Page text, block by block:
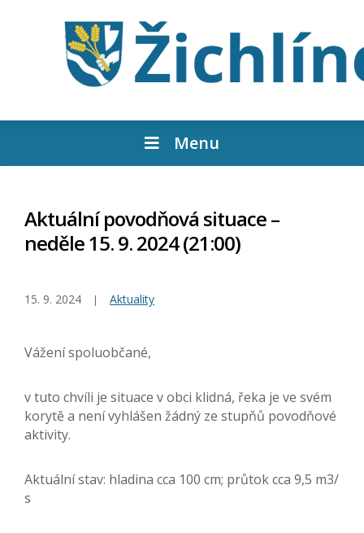
Menu
Aktuální povodňová situace –
neděle 15. 9. 2024 (21:00)
15. 9. 2024 Aktuality
Vážení spoluobčané,
v tuto chvíli je situace v obci klidná, řeka je ve svém
korytě a není vyhlášen žádný ze stupňů povodňové
aktivity.
Aktuální stav: hladina cca 100 cm; průtok cca 9,5 m3/
s